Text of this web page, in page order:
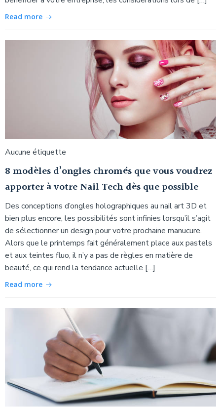
Read more
Aucune étiquette
8 modèles d’ongles chromés que vous voudrez
apporter à votre Nail Tech dès que possible
Des conceptions d’ongles holographiques au nail art 3D et
bien plus encore, les possibilités sont infinies lorsqu’il s’agit
de sélectionner un design pour votre prochaine manucure.
Alors que le printemps fait généralement place aux pastels
et aux teintes fluo, il n’y a pas de règles en matière de
beauté, ce qui rend la tendance actuelle […]
Read more